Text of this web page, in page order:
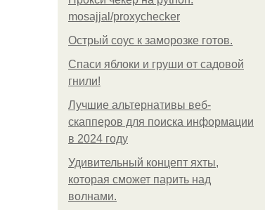
mosajjal/proxychecker
Острый соус к заморозке готов.
Спаси яблоки и груши от садовой
гнили!
Лучшие альтернативы веб-
скапперов для поиска информации
в 2024 году
Удивительный концепт яхты,
которая сможет парить над
волнами.